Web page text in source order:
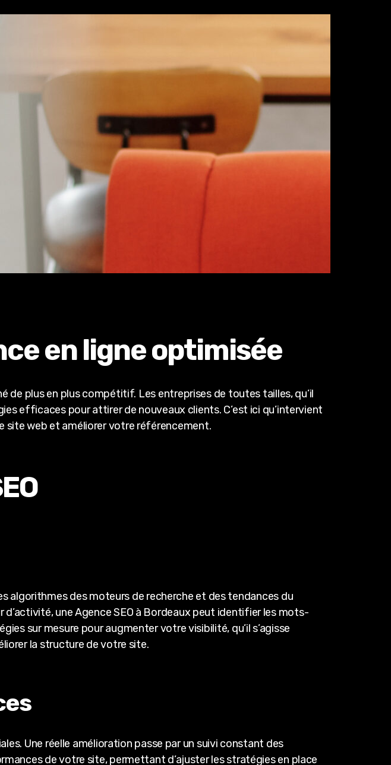
en ligne optimisée
de plus en plus compétitif. Les entreprises de toutes tailles, qu’il
efficaces pour attirer de nouveaux clients. C’est ici qu’intervient
site web et améliorer votre référencement.
algorithmes des moteurs de recherche et des tendances du
une Agence SEO à Bordeaux peut identifier les mots-
sur mesure pour augmenter votre visibilité, qu’il s’agisse
la structure de votre site.
Une réelle amélioration passe par un suivi constant des
de votre site, permettant d’ajuster les stratégies en place